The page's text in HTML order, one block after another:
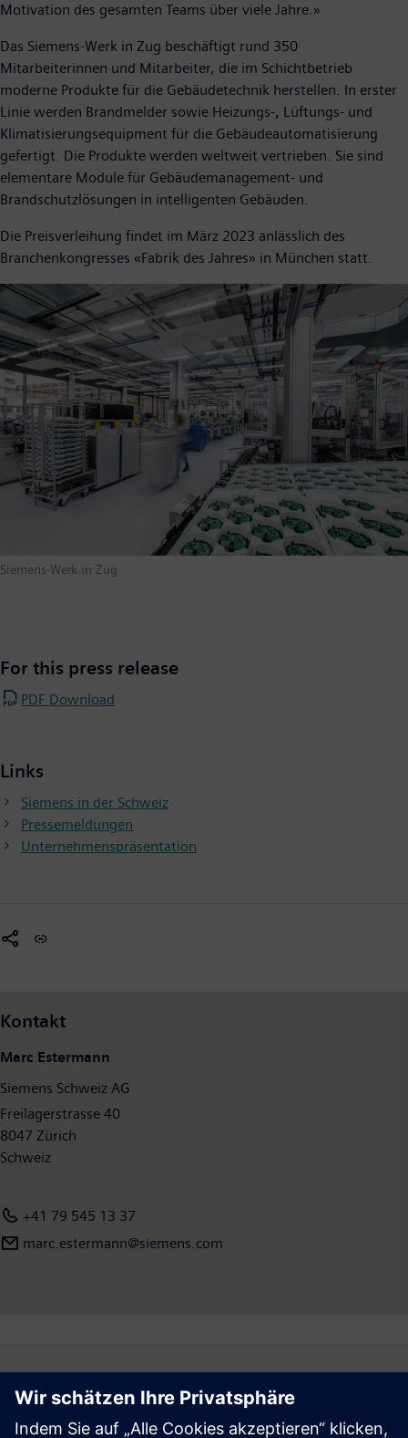
Motivation des gesamten Teams über viele Jahre.»
Das Siemens-Werk in Zug beschäftigt rund 350
Mitarbeiterinnen und Mitarbeiter, die im Schichtbetrieb
moderne Produkte für die Gebäudetechnik herstellen. In erster
Linie werden Brandmelder sowie Heizungs-, Lüftungs- und
Klimatisierungsequipment für die Gebäudeautomatisierung
gefertigt. Die Produkte werden weltweit vertrieben. Sie sind
elementare Module für Gebäudemanagement- und
Brandschutzlösungen in intelligenten Gebäuden.
Die Preisverleihung findet im März 2023 anlässlich des
Branchenkongresses «Fabrik des Jahres» in München statt.
Siemens-Werk in Zug
For this press release
PDF Download
Links
Siemens in der Schweiz
Pressemeldungen
Unternehmenspräsentation
Kontakt
Marc Estermann
Siemens Schweiz AG
Freilagerstrasse 40
8047 Zürich
Schweiz
+41 79 545 13 37
marc.estermann@siemens.com
Follow